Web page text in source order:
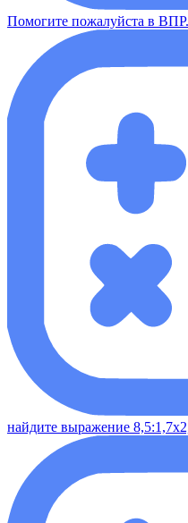
Помогите пожалуйста в ВПР.
найдите выражение